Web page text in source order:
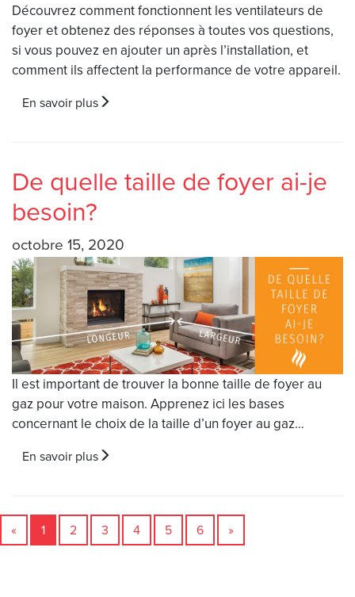
Découvrez comment fonctionnent les ventilateurs de
foyer et obtenez des réponses à toutes vos questions,
si vous pouvez en ajouter un après l’installation, et
comment ils affectent la performance de votre appareil.
En savoir plus
De quelle taille de foyer ai-je
besoin?
octobre 15, 2020
Il est important de trouver la bonne taille de foyer au
gaz pour votre maison. Apprenez ici les bases
concernant le choix de la taille d’un foyer au gaz…
En savoir plus
« 1 2 3 4 5 6 »